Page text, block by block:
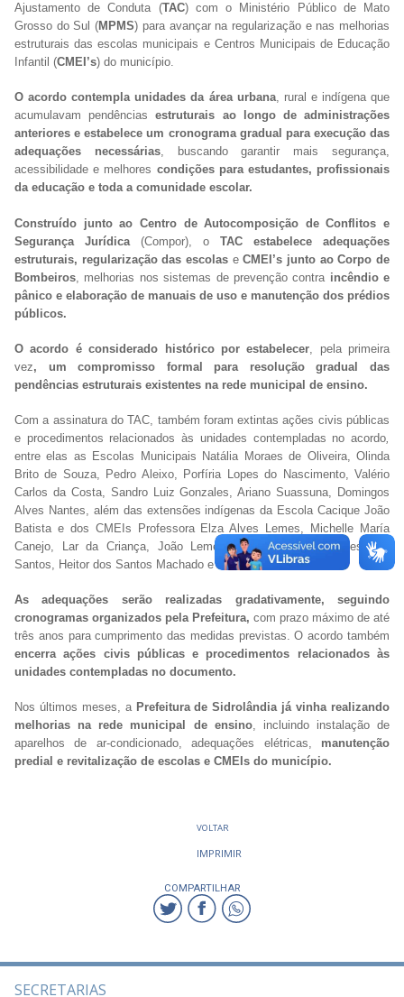
Ajustamento de Conduta (TAC) com o Ministério Público de Mato
Grosso do Sul (MPMS) para avançar na regularização e nas melhorias
estruturais das escolas municipais e Centros Municipais de Educação
Infantil (CMEI’s) do município.
O acordo contempla unidades da área urbana, rural e indígena que
acumulavam pendênciasestruturais ao longo de administrações
anteriores e estabelece um cronograma gradual para execução das
adequações necessárias, buscando garantir mais segurança,
acessibilidade e melhores condições para estudantes, profissionais
da educação e toda a comunidade escolar.
Construído junto ao Centro de Autocomposição de Conflitos e
Segurança Jurídica (Compor), o TAC estabelece adequações
estruturais, regularização das escolas eCMEI’s junto ao Corpo de
Bombeiros , melhorias nos sistemas de prevenção contra incêndio e
pânico e elaboração de manuais de uso e manutenção dos prédios
públicos.
O acordo é considerado histórico por estabelecer , pela primeira
vez, um compromisso formal para resolução gradual das
pendências estruturais existentes na rede municipal de ensino.
Com a assinatura do TAC, também foram extintas ações civis públicas
e procedimentos relacionados às unidades contempladas no acordo
entre elas as Escolas Municipais Natália Moraes de Oliveira, Olinda
Brito de Souza, Pedro Aleixo, Porfíria Lopes do Nascimento, Valério
Carlos da Costa, Sandro Luiz Gonzales, Ariano Suassuna, Domingos
Alves Nantes, além das extensões indígenas da Escola Cacique João
Batista e dos CMEIs Professora Elza Alves Lemes, Michelle María
Canejo, Lar da Criança, João Lemes de Souza, Inês Nunes dos
Santos, Heitor dos Santos Machado e Telma Ferreira Rabelo.
As adequações serão realizadas gradativamente, seguindo
cronogramas organizados pela Prefeitura, com prazo máximo de até
três anos para cumprimento das medidas previstas. O acordo também
encerra ações civis públicas e procedimentos relacionados às
unidades contempladas no documento.
Nos últimos meses, a Prefeitura de Sidrolândia já vinha realizando
melhorias na rede municipal de ensino, incluindo instalação de
aparelhos de ar-condicionado, adequações elétricas, manutenção
predial e revitalização de escolas e CMEIs do município.
VOLTAR
IMPRIMIR
COMPARTILHAR
SECRETARIAS